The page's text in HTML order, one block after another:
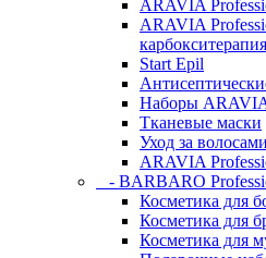
ARAVIA
ARAVIA
карбокситерапия
Start Epil
Наборы
Тканевые маски
Уход за
ARAVIA
- BARBARO
Косметика для
Косметика для
Косметика для